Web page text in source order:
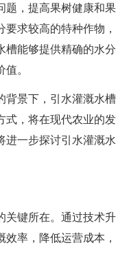
题，提高果树健康和果
求较高的特种作物，
槽能够提供精确的水分
。
背景下，引水灌溉水槽
式，将在现代农业的发
进一步探讨引水灌溉水
关键所在。通过技术升
率，降低运营成本，